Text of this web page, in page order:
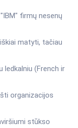
firmų nesenų
matyti, tačiau
ledkalniu (French ir
organizacijos
stūkso